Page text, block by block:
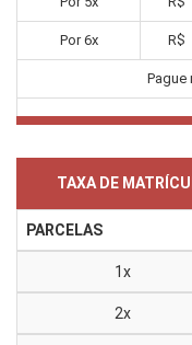
Por6x R$
Pague
TAXA DE
PARCELAS
1x
2x